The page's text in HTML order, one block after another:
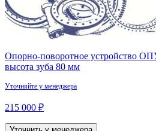
Опорно-поворотное устройство
высота зуба 80 мм
Уточняйте у менеджера
215 000 ₽